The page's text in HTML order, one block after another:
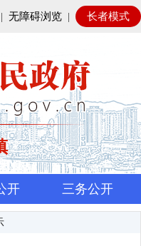
| 无障碍浏览 | 长者模式
开 三务公开